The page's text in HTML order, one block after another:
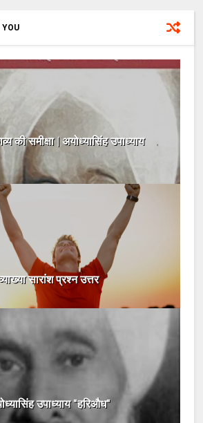
YOU
की समीक्षा | अयोध्यासिंह उपाध्याय
सारांश प्रश्न उत्तर
उपाध्याय "हरिऔध"